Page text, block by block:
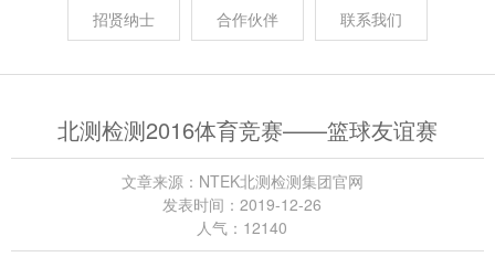
招贤纳士 合作伙伴 联系我们
北测检测2016体育竞赛——篮球友谊赛
文章来源：NTEK北测检测集团官网
发表时间：2019-12-26
人气：12140